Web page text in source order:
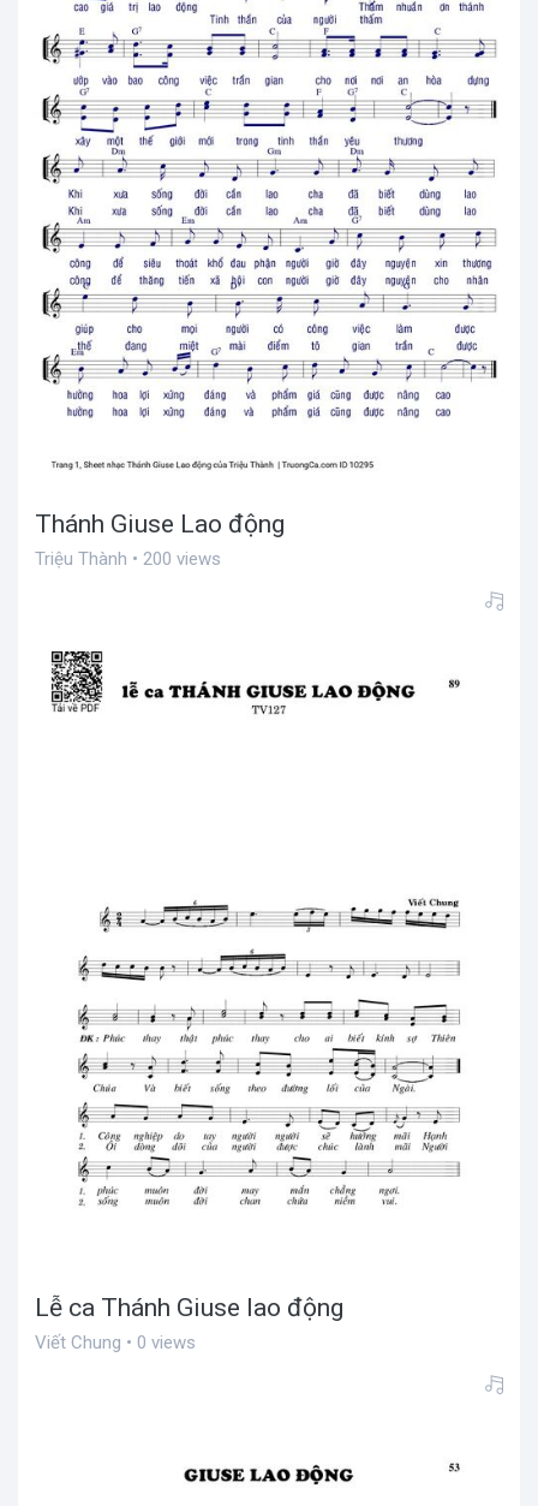
Thánh Giuse Lao động
Triệu Thành • 200 views
Lễ ca Thánh Giuse lao động
Viết Chung • 0 views